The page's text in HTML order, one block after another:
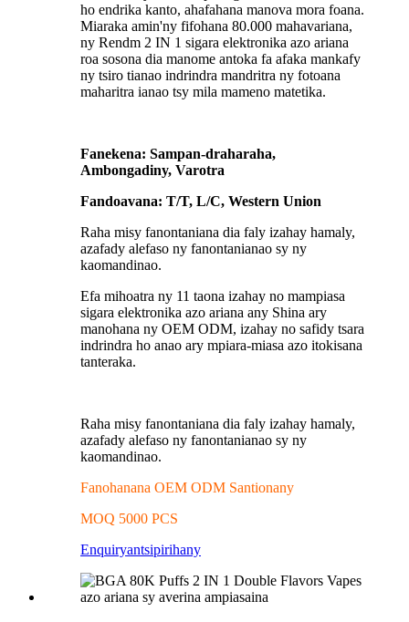
ho endrika kanto, ahafahana manova mora foana.
Miaraka amin'ny fifohana 80.000 mahavariana,
ny Rendm 2 IN 1 sigara elektronika azo ariana
roa sosona dia manome antoka fa afaka mankafy
ny tsiro tianao indrindra mandritra ny fotoana
maharitra ianao tsy mila mameno matetika.
Fanekena: Sampan-draharaha,
Ambongadiny, Varotra
Fandoavana: T/T, L/C, Western Union
Raha misy fanontaniana dia faly izahay hamaly,
azafady alefaso ny fanontanianao sy ny
kaomandinao.
Efa mihoatra ny 11 taona izahay no mampiasa
sigara elektronika azo ariana any Shina ary
manohana ny OEM ODM, izahay no safidy tsara
indrindra ho anao ary mpiara-miasa azo itokisana
tanteraka.
Raha misy fanontaniana dia faly izahay hamaly,
azafady alefaso ny fanontanianao sy ny
kaomandinao.
Fanohanana OEM ODM Santionany
MOQ 5000 PCS
Enquiryantsipirihany